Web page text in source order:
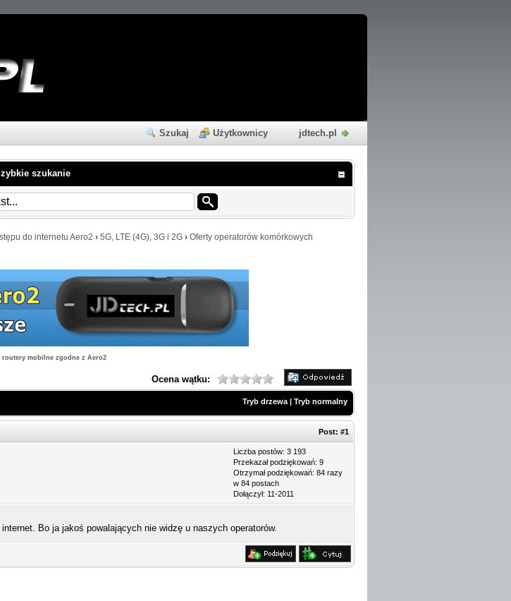
Szukaj Użytkownicy jdtech.pl
szukanie
do internetu Aero2 › 5G, LTE (4G), 3G i 2G › Oferty operatorów komórkowych
routery mobilne zgodne z Aero2
Ocena wątku:
Tryb drzewa | Tryb normalny
Post: #1
Liczba postów: 3 193
Przekazał podziękowań: 9
Otrzymał podziękowań: 84 razy
w 84 postach
Dołączył: 11-2011
Bo ja jakoś powalających nie widzę u naszych operatorów.